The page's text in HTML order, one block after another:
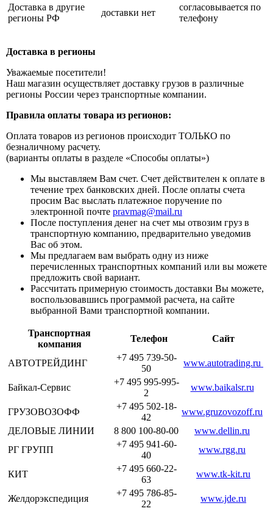
Доставка в другие
регионы РФ
доставки нет
согласовывается по
телефону
Доставка в регионы
Уважаемые посетители!
Наш магазин осуществляет доставку грузов в различные
регионы России через транспортные компании.
Правила оплаты товара из регионов:
Оплата товаров из регионов происходит ТОЛЬКО по
безналичному расчету.
(варианты оплаты в разделе «Способы оплаты»)
Мы выставляем Вам счет. Счет действителен к оплате в
течение трех банковских дней. После оплаты счета
просим Вас выслать платежное поручение по
электронной почте pravmag@mail.ru
После поступления денег на счет мы отвозим груз в
транспортную компанию, предварительно уведомив
Вас об этом.
Мы предлагаем вам выбрать одну из ниже
перечисленных транспортных компаний или вы можете
предложить свой вариант.
Рассчитать примерную стоимость доставки Вы можете,
воспользовавшись программой расчета, на сайте
выбранной Вами транспортной компании.
Транспортная
компания
Телефон Сайт
АВТОТРЕЙДИНГ
+7 495 739-50-
50
www.autotrading.ru
Байкал-Сервис
+7 495 995-995-
2
www.baikalsr.ru
ГРУЗОВОЗОФФ
+7 495 502-18-
42
www.gruzovozoff.ru
ДЕЛОВЫЕ ЛИНИИ
8 800 100-80-00
www.dellin.ru
РГ ГРУПП
+7 495 941-60-
40
www.rgg.ru
КИТ
+7 495 660-22-
63
www.tk-kit.ru
Желдорэкспедиция
+7 495 786-85-
22
www.jde.ru